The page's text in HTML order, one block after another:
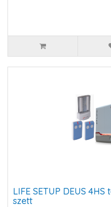
LIFE SETUP DEUS
szett